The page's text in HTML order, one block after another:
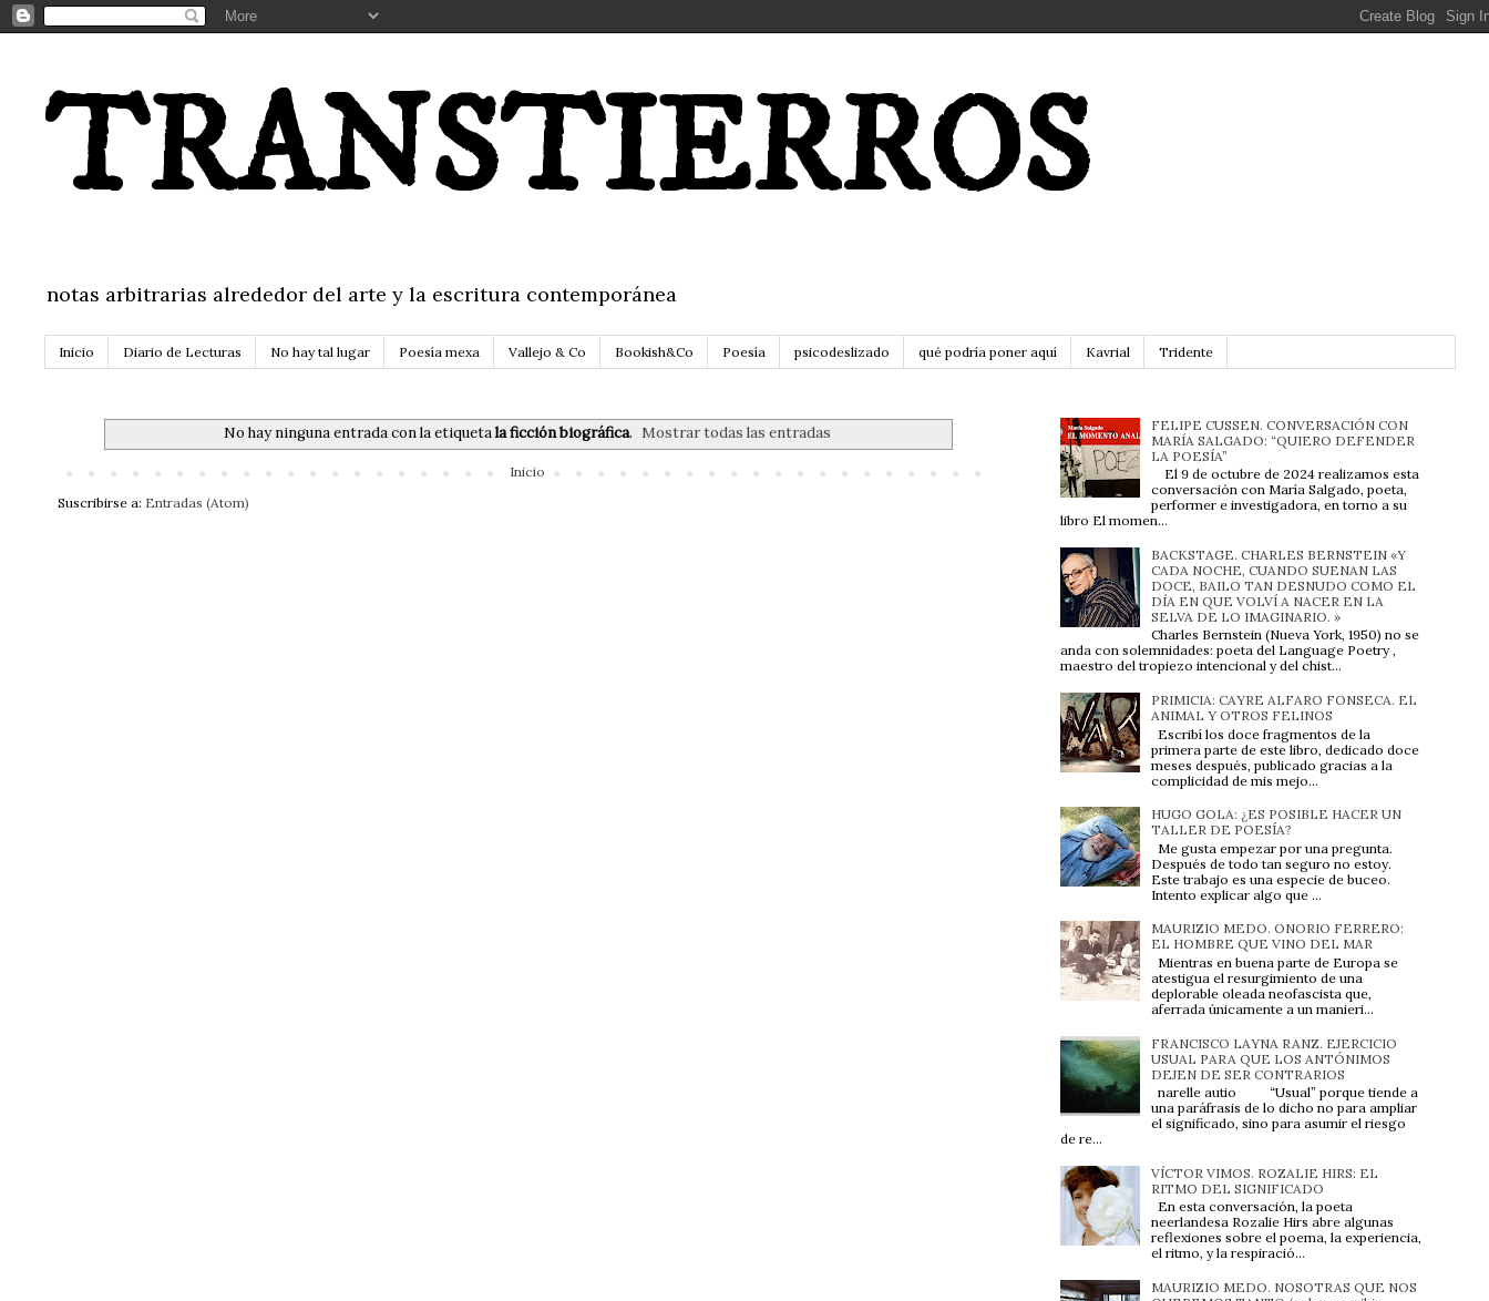
TRANSTIERROS
notas arbitrarias alrededor del arte y la escritura contemporánea
Inicio Diario de Lecturas No hay tal lugar Poesía mexa Vallejo & Co Bookish&Co Poesía psicodeslizado qué podría poner aquí Kavrial Tridente
No hay ninguna entrada con la etiquetala ficción biográfica. Mostrar todas las entradas
Inicio
Suscribirse a: Entradas (Atom)
FELIPE CUSSEN. CONVERSACIÓN CON
MARÍA SALGADO: “QUIERO DEFENDER
LA POESÍA”
El 9 de octubre de 2024 realizamos esta
conversación con María Salgado, poeta,
performer e investigadora, en torno a su
libro El momen...
BACKSTAGE. CHARLES BERNSTEIN «Y
CADA NOCHE, CUANDO SUENAN LAS
DOCE, BAILO TAN DESNUDO COMO EL
DÍA EN QUE VOLVÍ A NACER EN LA
SELVA DE LO IMAGINARIO. »
Charles Bernstein (Nueva York, 1950) no se
anda con solemnidades: poeta del Language Poetry ,
maestro del tropiezo intencional y del chist...
PRIMICIA: CAYRE ALFARO FONSECA. EL
ANIMAL Y OTROS FELINOS
Escribí los doce fragmentos de la
primera parte de este libro, dedicado doce
meses después, publicado gracias a la
complicidad de mis mejo...
HUGO GOLA: ¿ES POSIBLE HACER UN
TALLER DE POESÍA?
Me gusta empezar por una pregunta.
Después de todo tan seguro no estoy.
Este trabajo es una especie de buceo.
Intento explicar algo que ...
MAURIZIO MEDO. ONORIO FERRERO:
EL HOMBRE QUE VINO DEL MAR
Mientras en buena parte de Europa se
atestigua el resurgimiento de una
deplorable oleada neofascista que,
aferrada únicamente a un manieri...
FRANCISCO LAYNA RANZ. EJERCICIO
USUAL PARA QUE LOS ANTÓNIMOS
DEJEN DE SER CONTRARIOS
narelle autio “Usual” porque tiende a
una paráfrasis de lo dicho no para ampliar
el significado, sino para asumir el riesgo
de re...
VÍCTOR VIMOS. ROZALIE HIRS: EL
RITMO DEL SIGNIFICADO
En esta conversación, la poeta
neerlandesa Rozalie Hirs abre algunas
reflexiones sobre el poema, la experiencia,
el ritmo, y la respiració...
MAURIZIO MEDO. NOSOTRAS QUE NOS